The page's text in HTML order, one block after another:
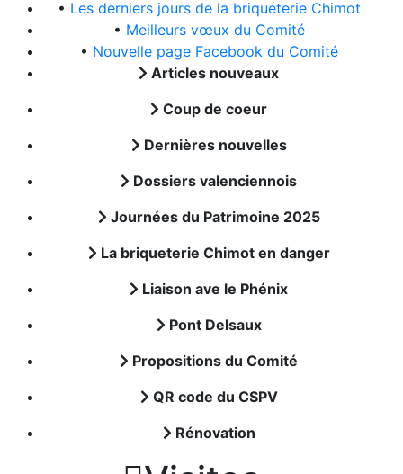
• Les derniers jours de la briqueterie Chimot
• Meilleurs vœux du Comité
• Nouvelle page Facebook du Comité
Articles nouveaux
Coup de coeur
Dernières nouvelles
Dossiers valenciennois
Journées du Patrimoine 2025
La briqueterie Chimot en danger
Liaison ave le Phénix
Pont Delsaux
Propositions du Comité
QR code du CSPV
Rénovation